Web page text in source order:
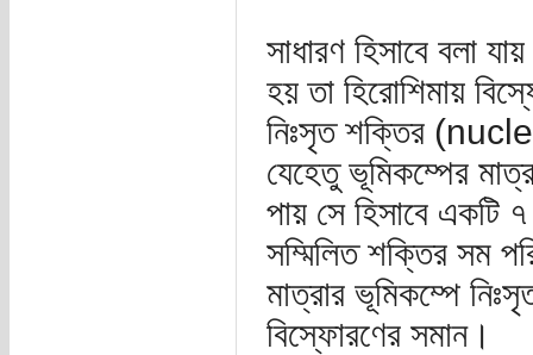
সাধারণ হিসাবে বলা
হয় তা হিরোশিমায়
নিঃসৃত শক্তির
যেহেতু ভূমিকম্পের
পায় সে হিসাবে একটি
সম্মিলিত শক্তির সম
মাত্রার ভূমিকম্পে
বিস্ফোরণের সমান।